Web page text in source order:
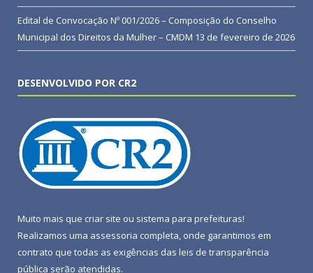
Edital de Convocação Nº 001/2026 – Composição do Conselho
Municipal dos Direitos da Mulher – CMDM 13 de fevereiro de 2026
DESENVOLVIDO POR CR2
Muito mais que criar site ou sistema para prefeituras!
Realizamos uma assessoria completa, onde garantimos em
contrato que todas as exigências das leis de transparência
pública serão atendidas.